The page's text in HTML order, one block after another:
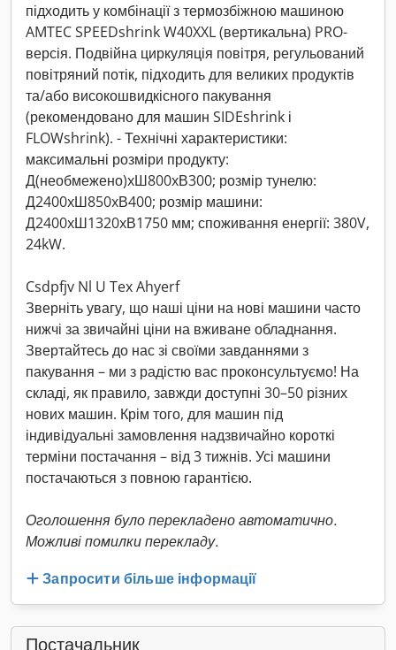
підходить у комбінації з термозбіжною машиною
AMTEC SPEEDshrink W40XXL (вертикальна) PRO-
версія. Подвійна циркуляція повітря, регульований
повітряний потік, підходить для великих продуктів
та/або високошвидкісного пакування
(рекомендовано для машин SIDEshrink і
FLOWshrink). - Технічні характеристики:
максимальні розміри продукту:
Д(необмежено)xШ800xВ300; розмір тунелю:
Д2400xШ850xВ400; розмір машини:
Д2400xШ1320xВ1750 мм; споживання енергії: 380V,
24kW.
Csdpfjv Nl U Tex Ahyerf
Зверніть увагу, що наші ціни на нові машини часто
нижчі за звичайні ціни на вживане обладнання.
Звертайтесь до нас зі своїми завданнями з
пакування – ми з радістю вас проконсультуємо! На
складі, як правило, завжди доступні 30–50 різних
нових машин. Крім того, для машин під
індивідуальні замовлення надзвичайно короткі
терміни постачання – від 3 тижнів. Усі машини
постачаються з повною гарантією.
Оголошення було перекладено автоматично.
Можливі помилки перекладу.
Запросити більше інформації
Постачальник